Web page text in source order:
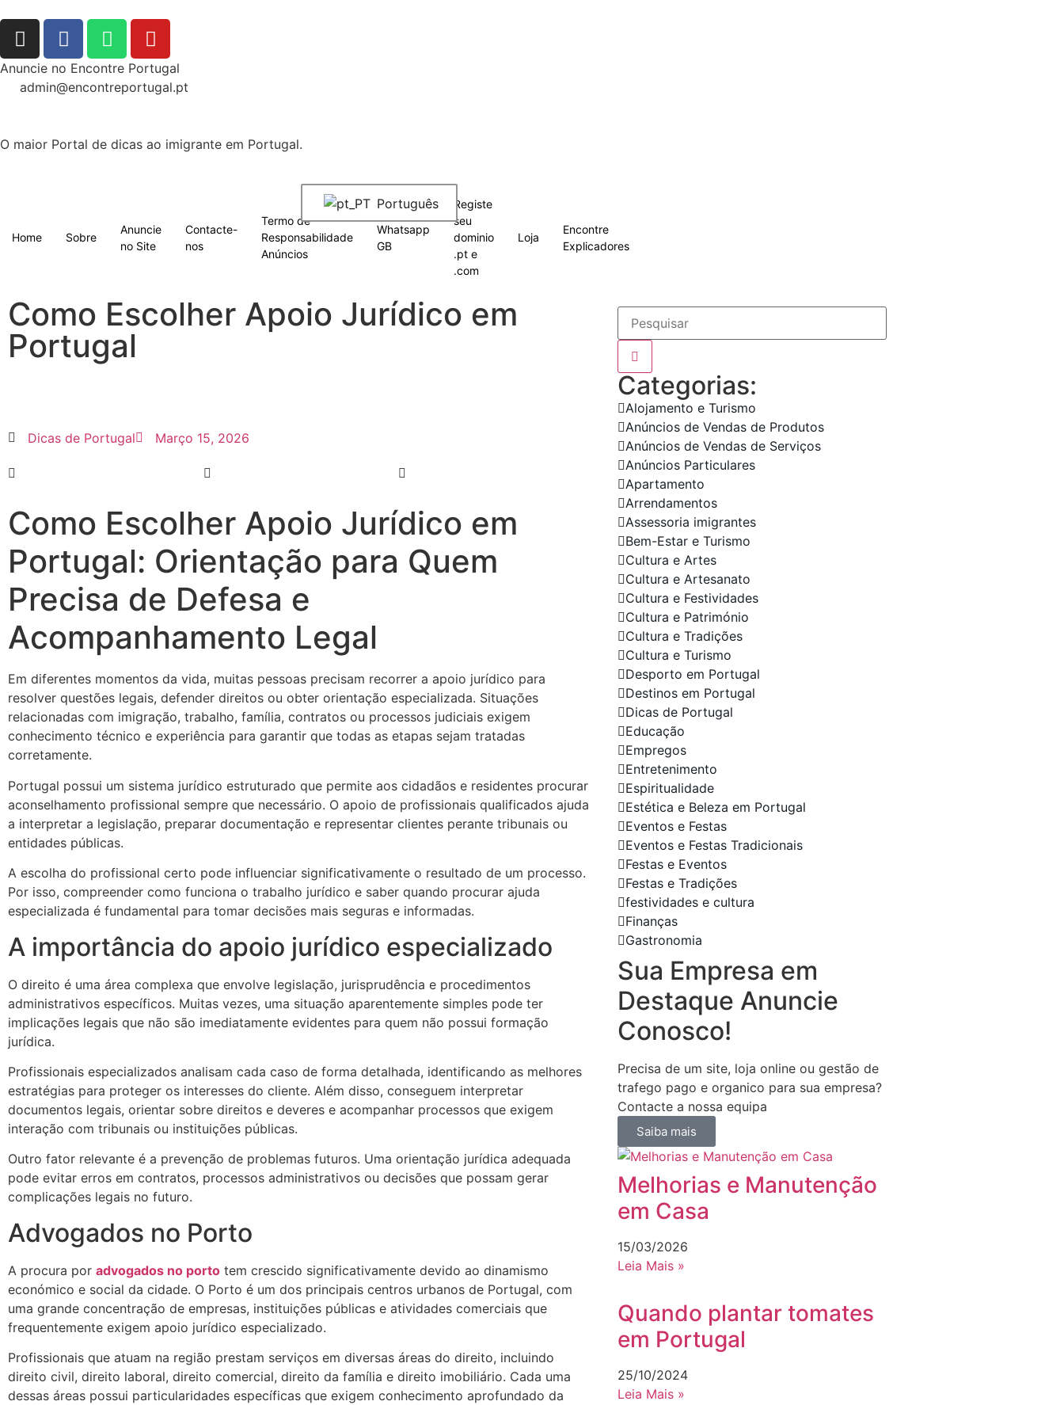
Anuncie no Encontre Portugal
admin@encontreportugal.pt
O maior Portal de dicas ao imigrante em Portugal.
Home Sobre
Anuncie
no Site
Contacte-
nos
Termo de
Responsabilidade
Anúncios
Whatsapp
GB
Registe
seu
dominio
.pt e
.com
Loja
Encontre
Explicadores
Português
Como Escolher Apoio Jurídico em
Portugal
Dicas de Portugal Março 15, 2026
Como Escolher Apoio Jurídico em
Portugal: Orientação para Quem
Precisa de Defesa e
Acompanhamento Legal
Em diferentes momentos da vida, muitas pessoas precisam recorrer a apoio jurídico para
resolver questões legais, defender direitos ou obter orientação especializada. Situações
relacionadas com imigração, trabalho, família, contratos ou processos judiciais exigem
conhecimento técnico e experiência para garantir que todas as etapas sejam tratadas
corretamente.
Portugal possui um sistema jurídico estruturado que permite aos cidadãos e residentes procurar
aconselhamento profissional sempre que necessário. O apoio de profissionais qualificados ajuda
a interpretar a legislação, preparar documentação e representar clientes perante tribunais ou
entidades públicas.
A escolha do profissional certo pode influenciar significativamente o resultado de um processo.
Por isso, compreender como funciona o trabalho jurídico e saber quando procurar ajuda
especializada é fundamental para tomar decisões mais seguras e informadas.
A importância do apoio jurídico especializado
O direito é uma área complexa que envolve legislação, jurisprudência e procedimentos
administrativos específicos. Muitas vezes, uma situação aparentemente simples pode ter
implicações legais que não são imediatamente evidentes para quem não possui formação
jurídica.
Profissionais especializados analisam cada caso de forma detalhada, identificando as melhores
estratégias para proteger os interesses do cliente. Além disso, conseguem interpretar
documentos legais, orientar sobre direitos e deveres e acompanhar processos que exigem
interação com tribunais ou instituições públicas.
Outro fator relevante é a prevenção de problemas futuros. Uma orientação jurídica adequada
pode evitar erros em contratos, processos administrativos ou decisões que possam gerar
complicações legais no futuro.
Advogados no Porto
A procura por advogados no porto tem crescido significativamente devido ao dinamismo
económico e social da cidade. O Porto é um dos principais centros urbanos de Portugal, com
uma grande concentração de empresas, instituições públicas e atividades comerciais que
frequentemente exigem apoio jurídico especializado.
Profissionais que atuam na região prestam serviços em diversas áreas do direito, incluindo
direito civil, direito laboral, direito comercial, direito da família e direito imobiliário. Cada uma
dessas áreas possui particularidades específicas que exigem conhecimento aprofundado da
Categorias:
Alojamento e Turismo
Anúncios de Vendas de Produtos
Anúncios de Vendas de Serviços
Anúncios Particulares
Apartamento
Arrendamentos
Assessoria imigrantes
Bem-Estar e Turismo
Cultura e Artes
Cultura e Artesanato
Cultura e Festividades
Cultura e Património
Cultura e Tradições
Cultura e Turismo
Desporto em Portugal
Destinos em Portugal
Dicas de Portugal
Educação
Empregos
Entretenimento
Espiritualidade
Estética e Beleza em Portugal
Eventos e Festas
Eventos e Festas Tradicionais
Festas e Eventos
Festas e Tradições
festividades e cultura
Finanças
Gastronomia
Sua Empresa em
Destaque Anuncie
Conosco!
Precisa de um site, loja online ou gestão de
trafego pago e organico para sua empresa?
Contacte a nossa equipa
Saiba mais
Melhorias e Manutenção
em Casa
15/03/2026
Leia Mais »
Quando plantar tomates
em Portugal
25/10/2024
Leia Mais »